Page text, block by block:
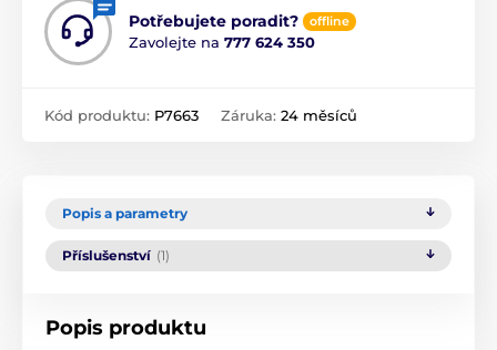
Potřebujete poradit? offline
Zavolejte na 777 624 350
Kód produktu: P7663 Záruka: 24 měsíců
Popis a parametry
Příslušenství (1)
Popis produktu